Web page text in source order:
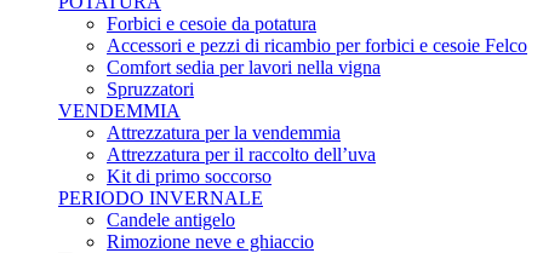
Forbici e cesoie da potatura
Accessori e pezzi di ricambio per forbici e cesoie Felco
Comfort sedia per lavori nella vigna
Spruzzatori
VENDEMMIA
Attrezzatura per la vendemmia
Attrezzatura per il raccolto dell’uva
Kit di primo soccorso
PERIODO INVERNALE
Candele antigelo
Rimozione neve e ghiaccio